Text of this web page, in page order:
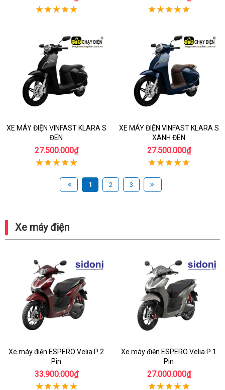
XE MÁY ĐIỆN VINFAST KLARA S
ĐEN
27.500.000₫
XE MÁY ĐIỆN VINFAST KLARA S
XANH ĐEN
27.500.000₫
1 2 3
Xe máy điện
Xe máy điện ESPERO Velia P 2
Pin
33.900.000₫
Xe máy điện ESPERO Velia P 1
Pin
27.000.000₫